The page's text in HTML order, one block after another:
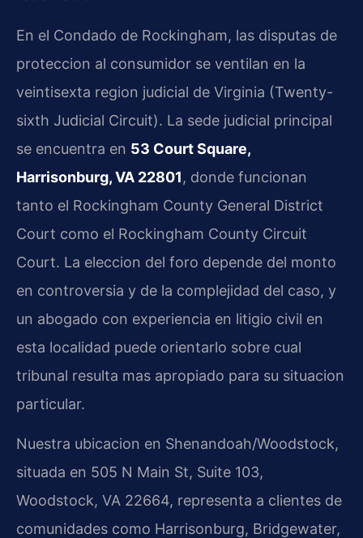
En el Condado de Rockingham, las disputas de
proteccion al consumidor se ventilan en la
veintisexta region judicial de Virginia (Twenty-
sixth Judicial Circuit). La sede judicial principal
se encuentra en 53 Court Square,
Harrisonburg, VA 22801, donde funcionan
tanto el Rockingham County General District
Court como el Rockingham County Circuit
Court. La eleccion del foro depende del monto
en controversia y de la complejidad del caso, y
un abogado con experiencia en litigio civil en
esta localidad puede orientarlo sobre cual
tribunal resulta mas apropiado para su situacion
particular.
Nuestra ubicacion en Shenandoah/Woodstock,
situada en 505 N Main St, Suite 103,
Woodstock, VA 22664, representa a clientes de
comunidades como Harrisonburg, Bridgewater,